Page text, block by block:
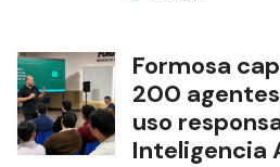
Formosa
200
uso
Inteligencia